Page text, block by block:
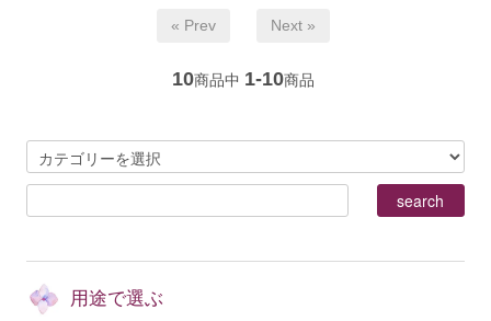
« Prev Next »
10商品中 1-10商品
用途で選ぶ